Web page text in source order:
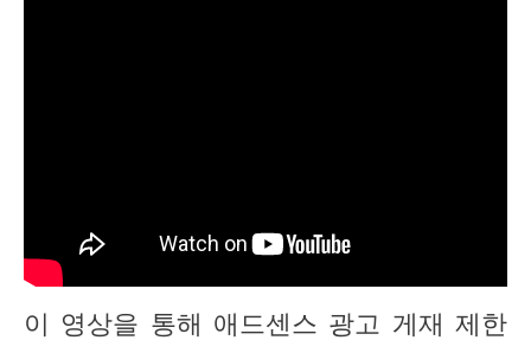
이 영상을 통해 애드센스 광고 게재 제한